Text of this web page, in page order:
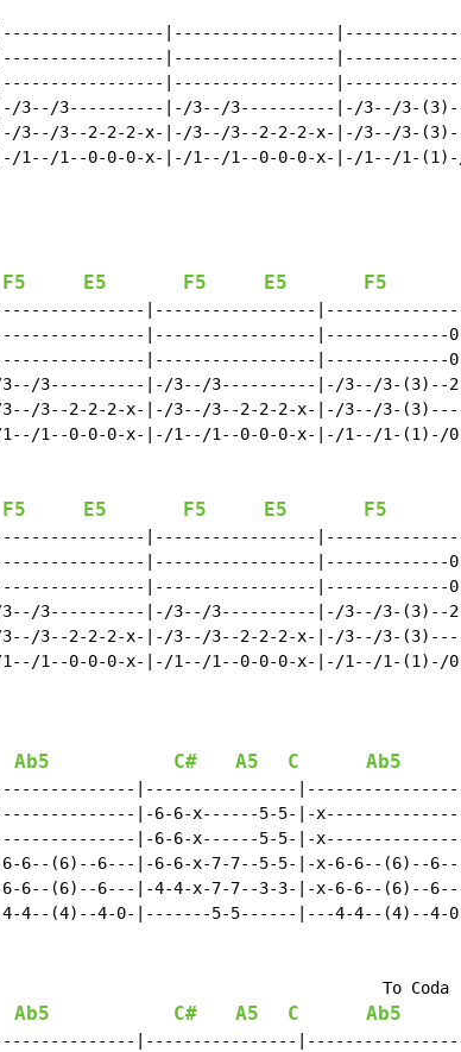
|-----------------
|-----------------|-------------
|-----------------
3--/3----------|-/3--/3----------|-/3--/3-
3--/3--2-2-2-x-|-/3--/3--2-2-2-x-|-/3--/3-
1--/1--0-0-0-x-|-/1--/1--0-0-0-x-|-/1--/1-
F5 E5 F5 E5 F5
|-----------------
|-----------------|-------------
|-----------------|-------------
3----------|-/3--/3----------|-/3--/3-(3)--
3--2-2-2-x-|-/3--/3--2-2-2-x-|-/3--/3-
1--0-0-0-x-|-/1--/1--0-0-0-x-|-/1--/1-(1)-/
F5 E5 F5 E5 F5
|-----------------
|-----------------|-------------
|-----------------|-------------
3----------|-/3--/3----------|-/3--/3-(3)--
3--2-2-2-x-|-/3--/3--2-2-2-x-|-/3--/3-
1--0-0-0-x-|-/1--/1--0-0-0-x-|-/1--/1-(1)-/
Ab5 C# A5 C Ab5
|----------------
|-6-6-x------5-5-|-
|-6-6-x------5-5-|-
6-6--(6)--6---|-6-6-x-7-7--5-5-|-x-6-6--(6)--
6-6--(6)--6---|-4-4-x-7-7--3-3-|-x-6-6--(6)--
4--(4)--4-0-|-------5-5------|---4-4--(4)--4-
To Coda
Ab5 C# A5 C Ab5
|----------------